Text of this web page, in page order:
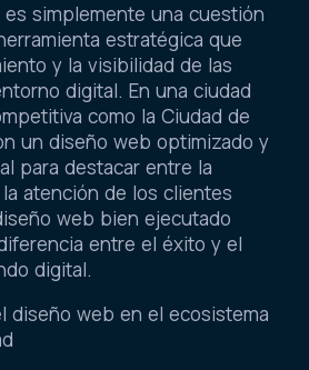
simplemente una cuestión
estratégica que
y la visibilidad de las
digital. En una ciudad
como la Ciudad de
un diseño web optimizado y
para destacar entre la
atención de los clientes
web bien ejecutado
entre el éxito y el
digital.
diseño web en el ecosistema